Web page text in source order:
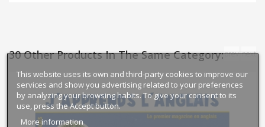
30 Other Products In The Same Category:prev next
This website uses its own and third-party cookies to improve our
services and show you advertising related to your preferences
by analyzing your browsing habits. To give your consent to its
use, press the Accept button.
More information